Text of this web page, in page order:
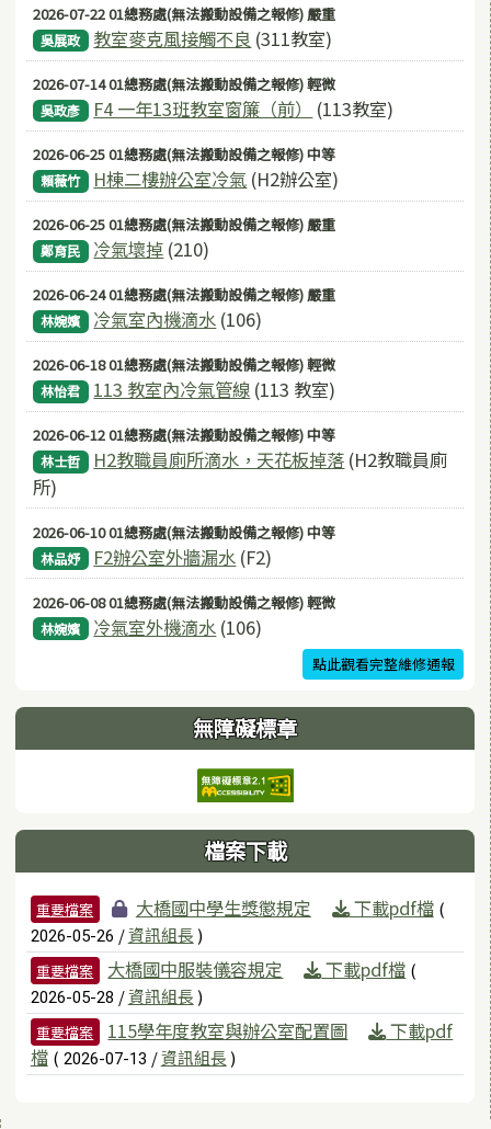
2026-07-22 01總務處(無法搬動設備之報修) 嚴重
吳展政 教室麥克風接觸不良 (311教室)
2026-07-14 01總務處(無法搬動設備之報修) 輕微
吳政彥 F4 一年13班教室窗簾（前） (113教室)
2026-06-25 01總務處(無法搬動設備之報修) 中等
賴薇竹 H棟二樓辦公室冷氣 (H2辦公室)
2026-06-25 01總務處(無法搬動設備之報修) 嚴重
鄭育民 冷氣壞掉 (210)
2026-06-24 01總務處(無法搬動設備之報修) 嚴重
林婉嬪 冷氣室內機滴水 (106)
2026-06-18 01總務處(無法搬動設備之報修) 輕微
林怡君 113 教室內冷氣管線 (113 教室)
2026-06-12 01總務處(無法搬動設備之報修) 中等
林士哲 H2教職員廁所滴水，天花板掉落 (H2教職員廁
所)
2026-06-10 01總務處(無法搬動設備之報修) 中等
林品妤 F2辦公室外牆漏水 (F2)
2026-06-08 01總務處(無法搬動設備之報修) 輕微
林婉嬪 冷氣室外機滴水 (106)
點此觀看完整維修通報
無障礙標章
檔案下載
檔案列表
重要檔案 大橋國中學生獎懲規定 下載pdf檔 (
2026-05-26 /資訊組長 )
重要檔案 大橋國中服裝儀容規定 下載pdf檔 (
2026-05-28 /資訊組長 )
重要檔案 115學年度教室與辦公室配置圖
下載pdf
檔 ( 2026-07-13 /資訊組長 )